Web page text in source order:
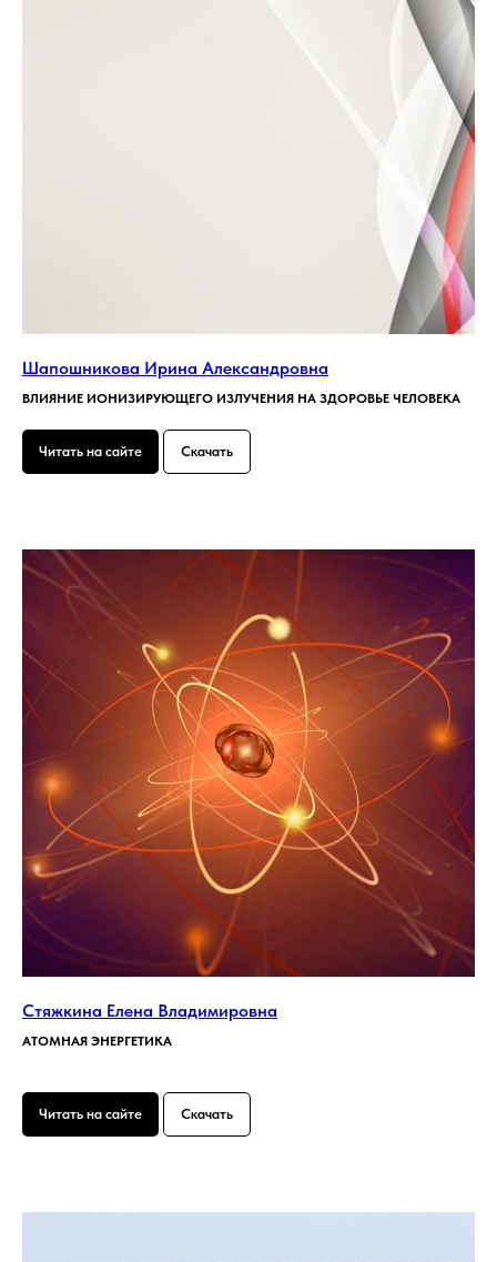
Шапошникова Ирина Александровна
ВЛИЯНИЕ ИОНИЗИРУЮЩЕГО ИЗЛУЧЕНИЯ НА ЗДОРОВЬЕ ЧЕЛОВЕКА
Читать на сайте Скачать
Стяжкина Елена Владимировна
АТОМНАЯ ЭНЕРГЕТИКА
Читать на сайте Скачать